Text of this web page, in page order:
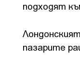
подходят
пазарите